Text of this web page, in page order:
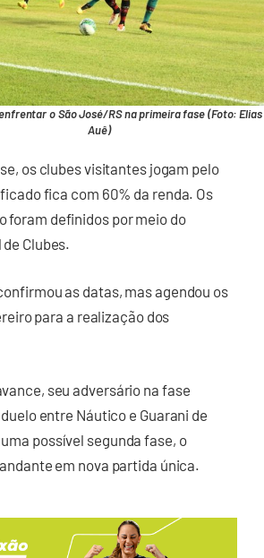
o São José/RS na primeira fase (Foto: Elias
Auê)
os clubes visitantes jogam pelo
fica com 60% da renda. Os
foram definidos por meio do
Clubes.
as datas, mas agendou os
para a realização dos
seu adversário na fase
entre Náutico e Guarani de
possível segunda fase, o
em nova partida única.